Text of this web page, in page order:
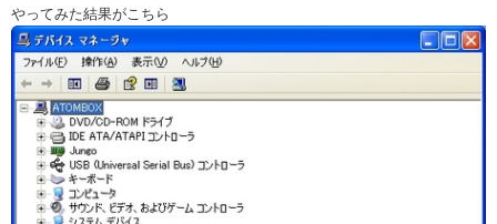
やってみた結果がこちら